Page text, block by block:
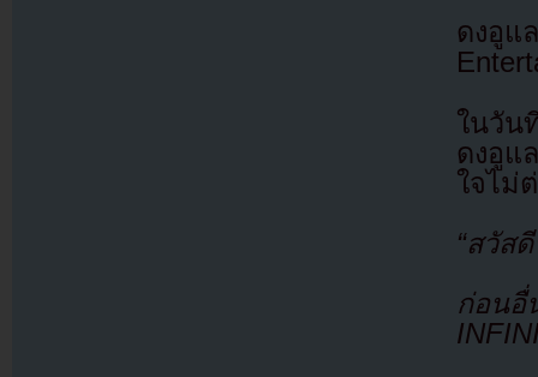
ดงอูแ
ในวัน
ดงอูแ
ใจไม่
“สวัส
ก่อนอื่